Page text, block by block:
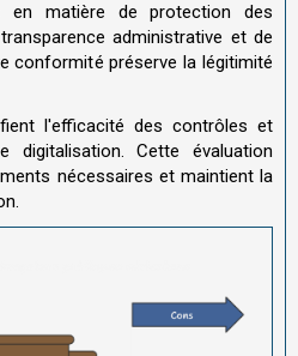
en matière de protection des
administrative et de
conformité préserve la légitimité
l'efficacité des contrôles et
digitalisation. Cette évaluation
nécessaires et maintient la